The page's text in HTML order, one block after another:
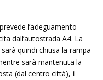
l’adeguamento
dall’autostrada A4. La
quindi chiusa la rampa
sarà mantenuta la
(dal centro città), il